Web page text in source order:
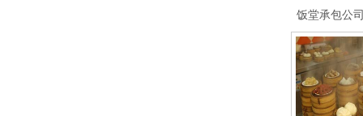
饭堂承包公